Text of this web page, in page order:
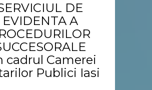
DE
EVIDENTA A
cadrul Camerei
Publici Iasi